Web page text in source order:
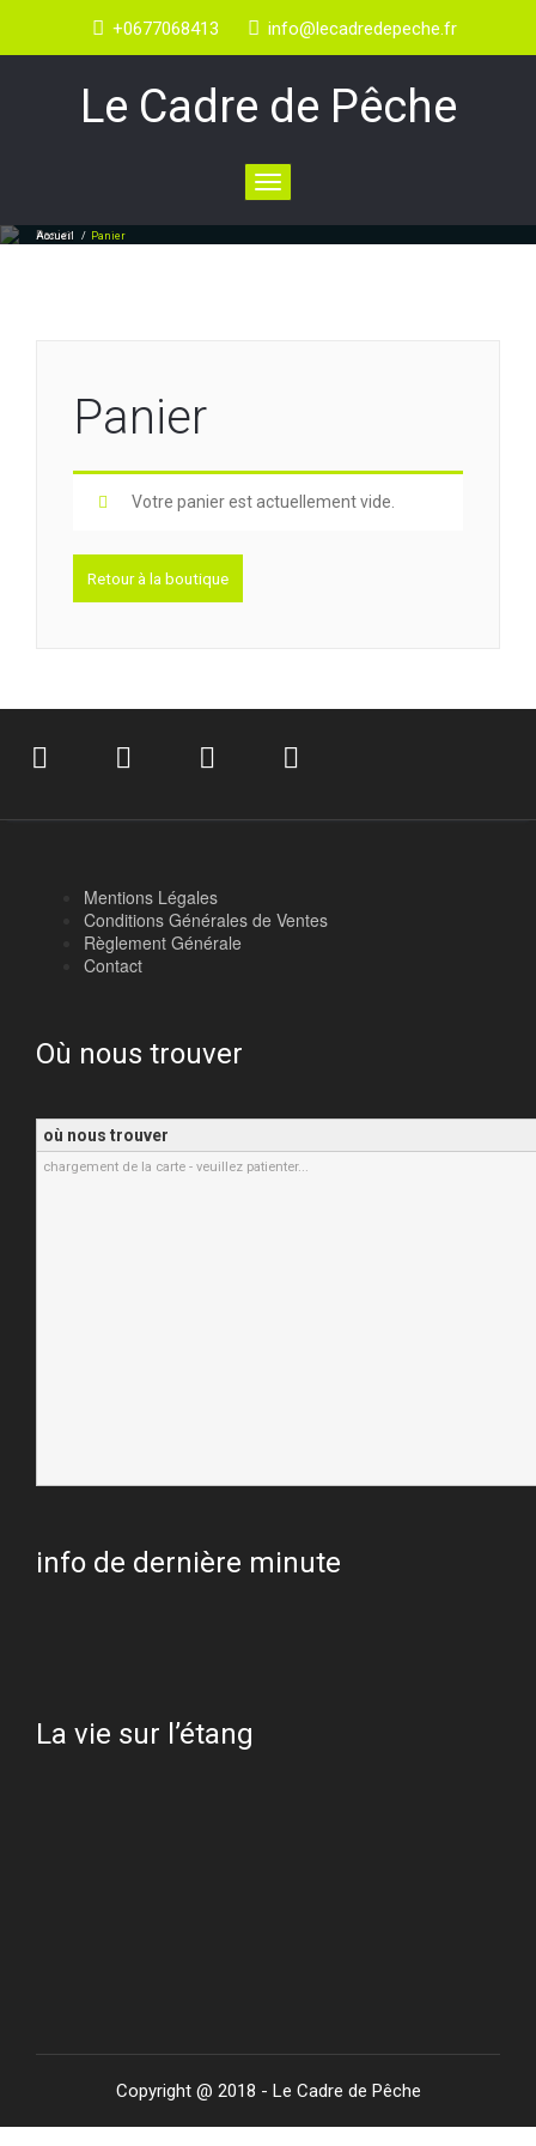
+0677068413 info@lecadredepeche.fr
Le Cadre de Pêche
Toggle
navigation
Panier
Accueil / Panier
Panier
Votre panier est actuellement vide.
Retour à la boutique
Mentions Légales
Conditions Générales de Ventes
Règlement Générale
Contact
Où nous trouver
où nous trouver
chargement de la carte - veuillez patienter...
info de dernière minute
La vie sur l’étang
Copyright @ 2018 - Le Cadre de Pêche